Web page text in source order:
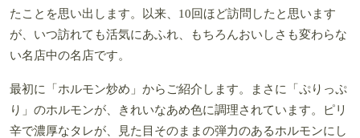
たことを思い出します。以来、10回ほど訪問したと思います
が、いつ訪れても活気にあふれ、もちろんおいしさも変わらな
い名店中の名店です。
最初に「ホルモン炒め」からご紹介します。まさに「ぷりっぷ
り」のホルモンが、きれいなあめ色に調理されています。ピリ
辛で濃厚なタレが、見た目そのままの弾力のあるホルモンにし